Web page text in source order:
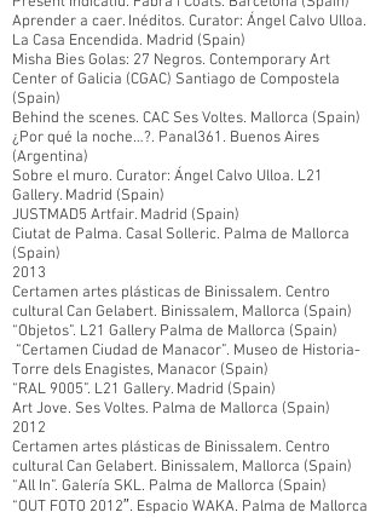
Aprender a caer. Inéditos. Curator: Ángel Calvo Ulloa.
La Casa Encendida. Madrid (Spain)
Misha Bies Golas: 27 Negros. Contemporary Art
Center of Galicia (CGAC) Santiago de Compostela
(Spain)
Behind the scenes. CAC Ses Voltes. Mallorca (Spain)
¿Por qué la noche…?. Panal361. Buenos Aires
(Argentina)
Sobre el muro. Curator: Ángel Calvo Ulloa. L21
Gallery. Madrid (Spain)
JUSTMAD5 Artfair. Madrid (Spain)
Ciutat de Palma. Casal Solleric. Palma de Mallorca
(Spain)
2013
Certamen artes plásticas de Binissalem. Centro
cultural Can Gelabert. Binissalem, Mallorca (Spain)
“Objetos”. L21 Gallery Palma de Mallorca (Spain)
“Certamen Ciudad de Manacor”. Museo de Historia-
Torre dels Enagistes, Manacor (Spain)
“RAL 9005”. L21 Gallery. Madrid (Spain)
Art Jove. Ses Voltes. Palma de Mallorca (Spain)
2012
Certamen artes plásticas de Binissalem. Centro
cultural Can Gelabert. Binissalem, Mallorca (Spain)
“All In”. Galería SKL. Palma de Mallorca (Spain)
“OUT FOTO 2012″. Espacio WAKA. Palma de Mallorca